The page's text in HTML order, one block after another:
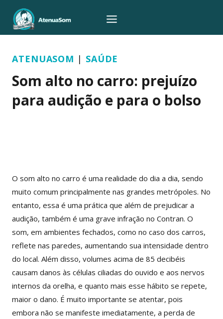
para
o
ATENUASOM | SAÚDE
Som alto no carro: prejuízo
para audição e para o bolso
O som alto no carro é uma realidade do dia a dia, sendo
muito comum principalmente nas grandes metrópoles. No
entanto, essa é uma prática que além de prejudicar a
audição, também é uma grave infração no Contran. O
som, em ambientes fechados, como no caso dos carros,
reflete nas paredes, aumentando sua intensidade dentro
do local. Além disso, volumes acima de 85 decibéis
causam danos às células ciliadas do ouvido e aos nervos
internos da orelha, e quanto mais esse hábito se repete,
maior o dano. É muito importante se atentar, pois
embora não se manifeste imediatamente, a perda de